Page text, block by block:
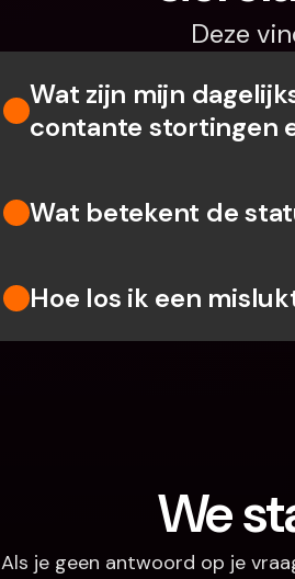
Deze
Wat zijn mijn
contante stortingen
Wat betekent de
Hoe los ik een
We
Als je geen antwoord op je